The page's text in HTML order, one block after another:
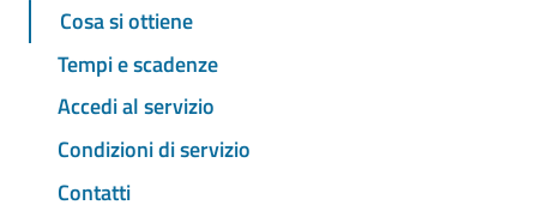
Cosa si ottiene
Tempi e scadenze
Accedi al servizio
Condizioni di servizio
Contatti